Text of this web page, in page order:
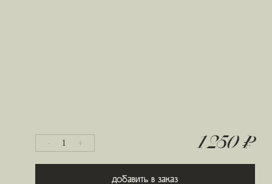
- 1 + 1 250 ₽
Добавить в заказ